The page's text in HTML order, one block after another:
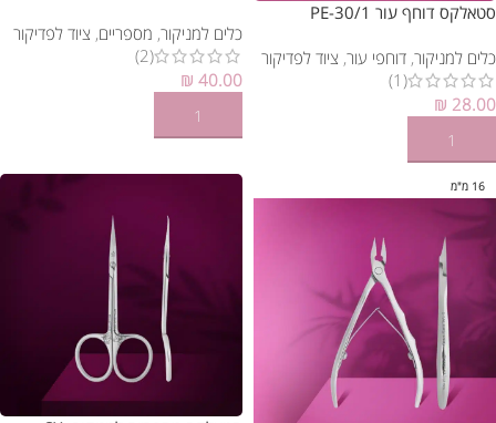
סטאלקס דוחף עור PE-30/1
כלים למניקור, דוחפי עור, ציוד לפדיקור
(1)
₪ 28.00
הוספה לסל
כלים למניקור, מספריים, ציוד לפדיקור
(2)
₪ 40.00
הוספה לסל
16 מ"מ